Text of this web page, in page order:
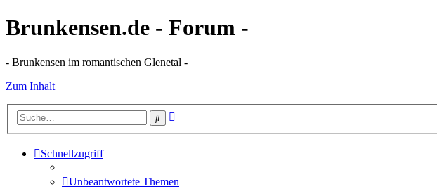
Brunkensen.de - Forum -
- Brunkensen im romantischen Glenetal -
Zum Inhalt
Suche
Schnellzugriff
Unbeantwortete Themen